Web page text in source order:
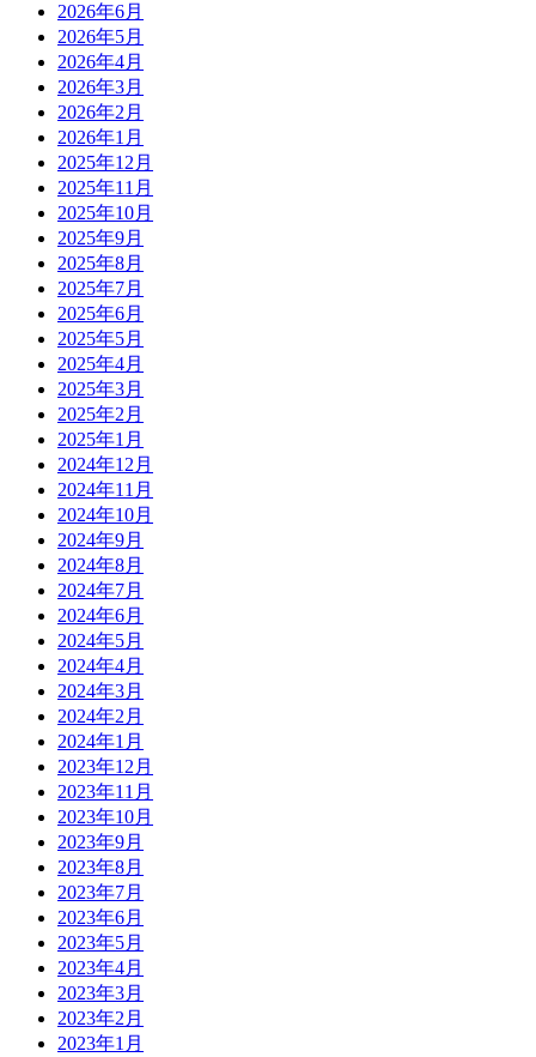
2026年6月
2026年5月
2026年4月
2026年3月
2026年2月
2026年1月
2025年12月
2025年11月
2025年10月
2025年9月
2025年8月
2025年7月
2025年6月
2025年5月
2025年4月
2025年3月
2025年2月
2025年1月
2024年12月
2024年11月
2024年10月
2024年9月
2024年8月
2024年7月
2024年6月
2024年5月
2024年4月
2024年3月
2024年2月
2024年1月
2023年12月
2023年11月
2023年10月
2023年9月
2023年8月
2023年7月
2023年6月
2023年5月
2023年4月
2023年3月
2023年2月
2023年1月